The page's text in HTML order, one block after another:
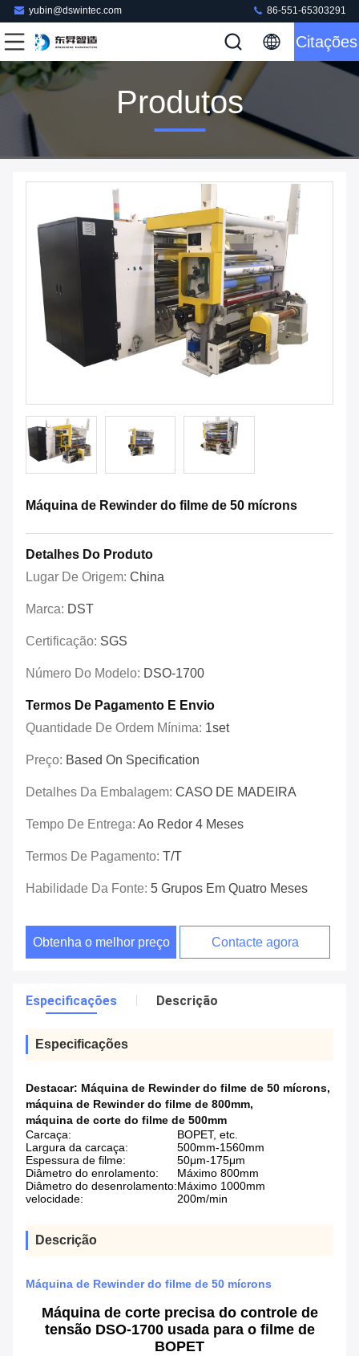
yubin@dswintec.com 86-551-65303291
Citações
Produtos
Máquina de Rewinder do filme de 50 mícrons
Detalhes Do Produto
Lugar De Origem: China
Marca: DST
Certificação: SGS
Número Do Modelo: DSO-1700
Termos De Pagamento E Envio
Quantidade De Ordem Mínima: 1set
Preço: Based On Specification
Detalhes Da Embalagem: CASO DE MADEIRA
Tempo De Entrega: Ao Redor 4 Meses
Termos De Pagamento: T/T
Habilidade Da Fonte: 5 Grupos Em Quatro Meses
Obtenha o melhor preço Contacte agora
Especificações Descrição
Especificações
Destacar: Máquina de Rewinder do filme de 50 mícrons,
máquina de Rewinder do filme de 800mm,
máquina de corte do filme de 500mm
Carcaça:
BOPET, etc.
Largura da carcaça:
500mm-1560mm
Espessura de filme:
50μm-175μm
Diâmetro do enrolamento:
Máximo 800mm
Diâmetro do desenrolamento:Máximo 1000mm
velocidade:
200m/min
Descrição
Máquina de Rewinder do filme de 50 mícrons
Máquina de corte precisa do controle de
tensão DSO-1700 usada para o filme de
BOPET